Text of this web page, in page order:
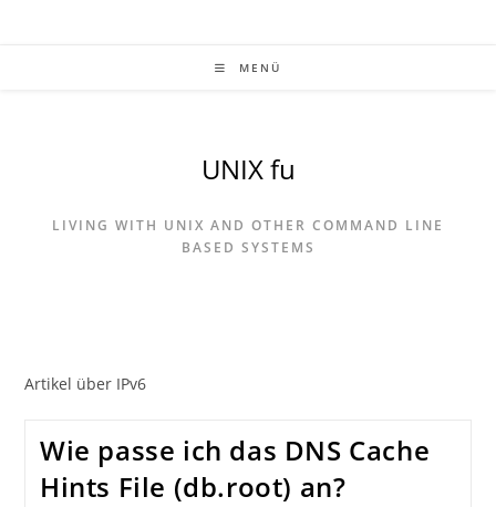
MENÜ
UNIX fu
LIVING WITH UNIX AND OTHER COMMAND LINE
BASED SYSTEMS
Artikel über IPv6
Wie passe ich das DNS Cache
Hints File (db.root) an?